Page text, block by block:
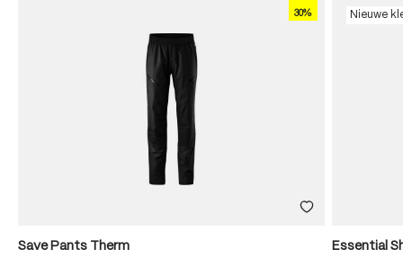
30%
Save Pants Therm
Nieuwe
Essential